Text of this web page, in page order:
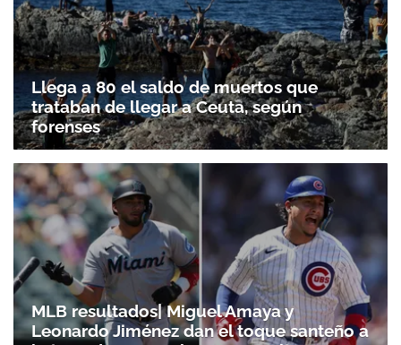
Llega a 80 el saldo de muertos que
trataban de llegar a Ceuta, según
forenses
MLB resultados| Miguel Amaya y
Leonardo Jiménez dan el toque santeño a